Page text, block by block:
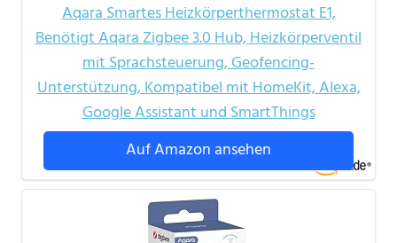
Aqara Smartes Heizkörperthermostat E1,
Benötigt Aqara Zigbee 3.0 Hub, Heizkörperventil
mit Sprachsteuerung, Geofencing-
Unterstützung, Kompatibel mit HomeKit, Alexa,
Google Assistant und SmartThings
Auf Amazon ansehen